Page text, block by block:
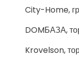
City-Home,
DOMБАЗА,
Krovelson,